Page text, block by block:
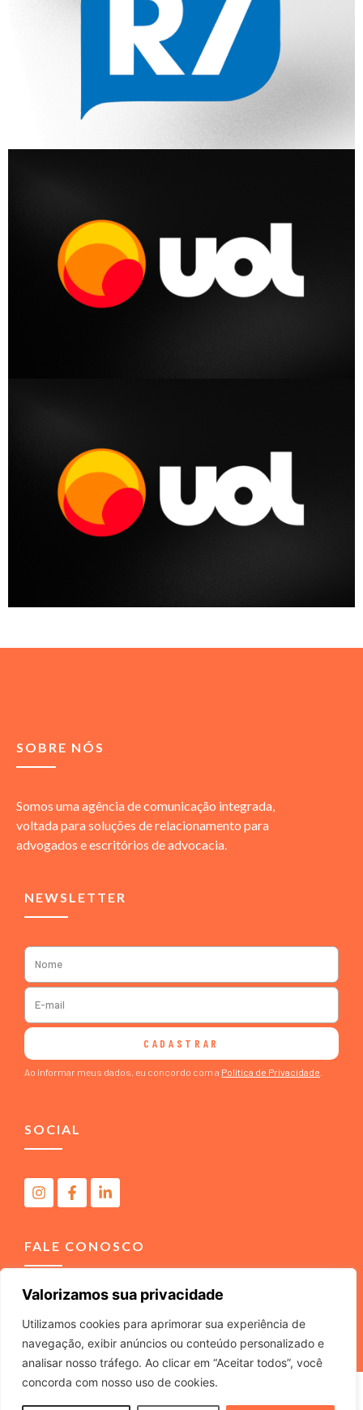
Valorizamos sua privacidade
Utilizamos cookies para aprimorar sua experiência de
navegação, exibir anúncios ou conteúdo personalizado e
analisar nosso tráfego. Ao clicar em “Aceitar todos”, você
concorda com nosso uso de cookies.
SOBRE NÓS
Somos uma agência de comunicação integrada,
voltada para soluções de relacionamento para
advogados e escritórios de advocacia.
NEWSLETTER
CADASTRAR
Ao informar meus dados, eu concordo com a Política de Privacidade
SOCIAL
FALE CONOSCO
(11) 4040-3666 contato@m2comunicacao.com.br
M2 COMUNICACAO JURIDICA LTDA – ME – CNPJ